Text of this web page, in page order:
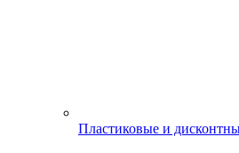
Пластиковые и